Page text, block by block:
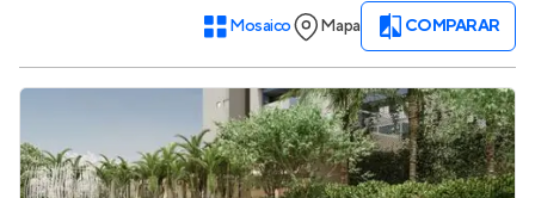
Mosaico Mapa COMPARAR